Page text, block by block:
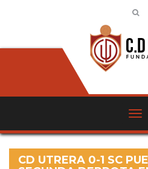
CD UTRERA 0-1 SC